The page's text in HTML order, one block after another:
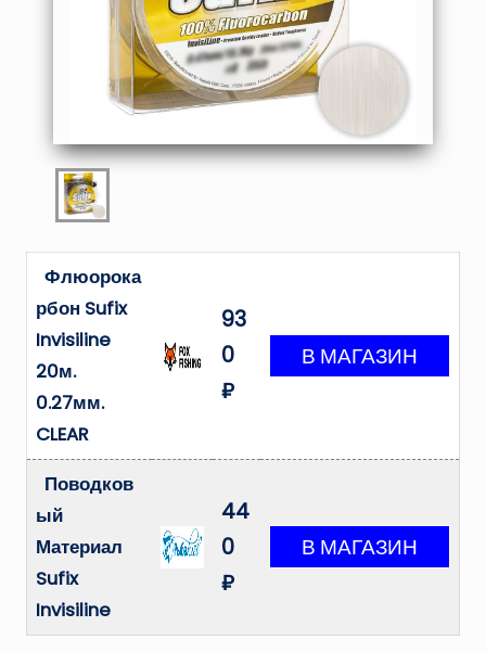
Флюорока
рбон Sufix
Invisiline
20м.
0.27мм.
CLEAR
93
0
₽
Поводков
ый
Материал
Sufix
Invisiline
44
0
₽